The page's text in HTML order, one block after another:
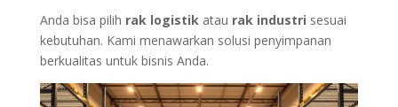
Anda bisa pilih rak logistik atau rak industri sesuai
kebutuhan. Kami menawarkan solusi penyimpanan
berkualitas untuk bisnis Anda.